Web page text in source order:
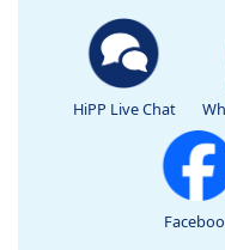
HiPP Live Chat